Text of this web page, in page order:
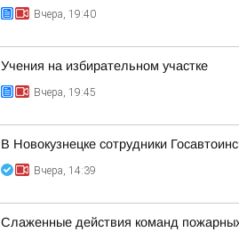
Вчера, 19:40
Учения на избирательном участке
Вчера, 19:45
В Новокузнецке сотрудники
Вчера, 14:39
Слаженные действия команд